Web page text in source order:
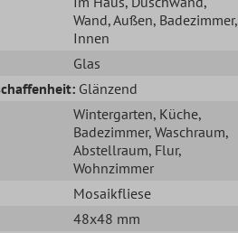
Wand, Außen, Badezimmer,
Innen
Glas
Glänzend
Wintergarten, Küche,
Badezimmer, Waschraum,
Abstellraum, Flur,
Wohnzimmer
Mosaikfliese
48x48 mm